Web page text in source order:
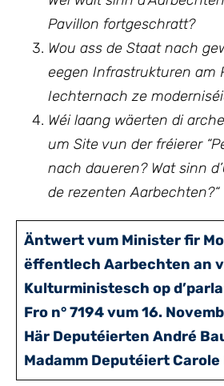
Pavillon fortgeschratt?
Wou ass de Staat nach
eegen Infrastrukturen am
Iechternach ze
Wéi laang wäerten di
um Site vun der fréierer
nach daueren? Wat sinn
de rezenten Aarbechten?“
Äntwert vum Minister fir
ëffentlech Aarbechten an
Kulturministesch op
Fro n° 7194 vum 16.
Här Deputéierten André
Madamm Deputéiert